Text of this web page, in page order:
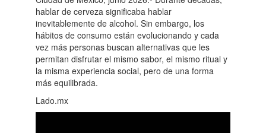
hablar de cerveza significaba hablar
inevitablemente de alcohol. Sin embargo, los
hábitos de consumo están evolucionando y cada
vez más personas buscan alternativas que les
permitan disfrutar el mismo sabor, el mismo ritual y
la misma experiencia social, pero de una forma
más equilibrada.
Lado.mx